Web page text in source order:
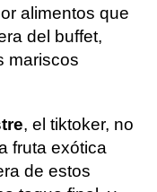
alimentos que
del buffet,
mariscos
, el tiktoker, no
fruta exótica
de estos